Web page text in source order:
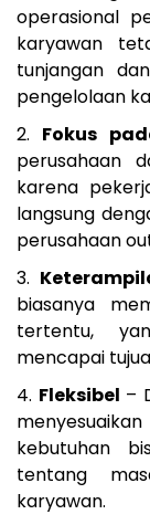
operasional
karyawan
tunjangan
pengelolaan
Fokus
perusahaan
karena
langsung
perusahaan
biasanya
tertentu,
mencapai
Fleksibel –
kebutuhan
tentang
karyawan.